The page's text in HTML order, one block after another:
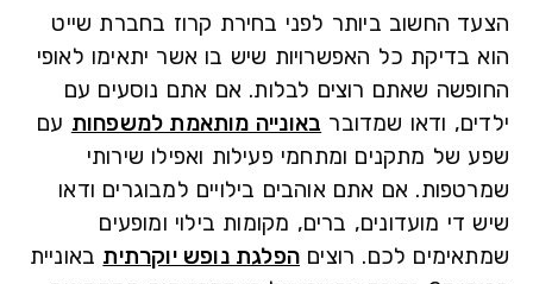
החשוב ביותר לפני בחירת קרוז בחברת שייט
בדיקת כל האפשרויות שיש בו אשר יתאימו לאופי
שאתם רוצים לבלות. אם אתם נוסעים עם
ודאו שמדוברבאונייה מותאמת למשפחותעם
של מתקנים ומתחמי פעילות ואפילו שירותי
אם אתם אוהבים בילויים למבוגרים ודאו
די מועדונים, ברים, מקומות בילוי ומופעים
לכם. רוצים הפלגת נופש יוקרתיתבאוניית